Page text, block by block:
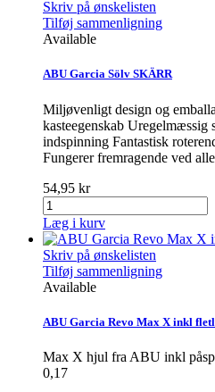
Skriv på ønskelisten
Tilføj sammenligning
Available
ABU Garcia Sölv SKÄRR
Miljøvenligt design og
kasteegenskab
indspinning Fantastisk
Fungerer fremragende ved
54,95 kr
Læg i kurv
Skriv på ønskelisten
Tilføj sammenligning
Available
ABU Garcia Revo Max X inkl
Max X hjul fra ABU inkl
0,17